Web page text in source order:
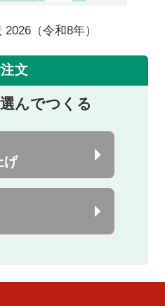
（令和8年）
文
んでつくる
げ